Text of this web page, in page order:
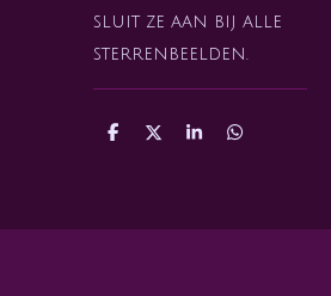
sluit ze aan bij alle
sterrenbeelden.
D
D
S
D